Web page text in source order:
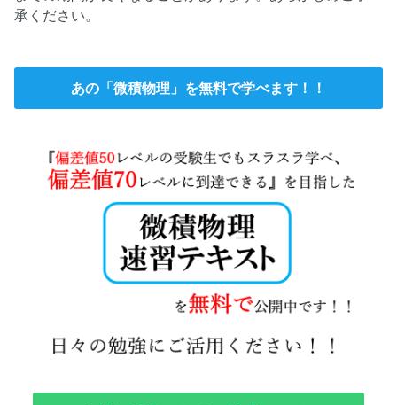
承ください。
あの「微積物理」を無料で学べます！！